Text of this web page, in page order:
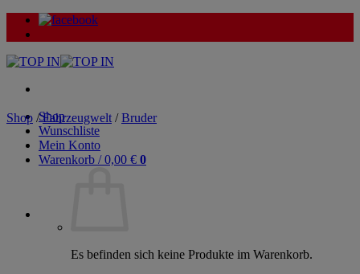
Zum
Inhalt
Shop
Wunschliste
Mein Konto
Warenkorb /0,00 € 0
Es befinden sich keine Produkte im Warenkorb.
Shop / Fahrzeugwelt / Bruder